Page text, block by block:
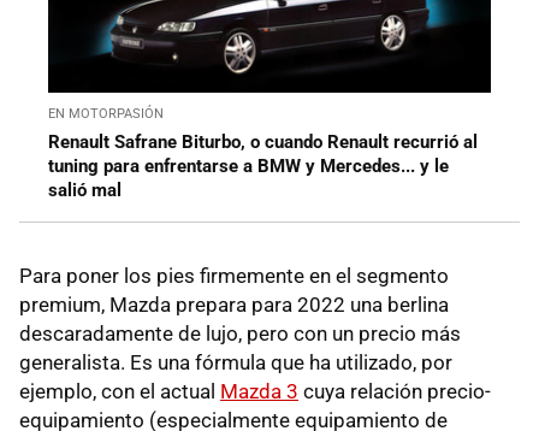
EN MOTORPASIÓN
Renault Safrane Biturbo, o cuando Renault recurrió al
tuning para enfrentarse a BMW y Mercedes... y le
salió mal
Para poner los pies firmemente en el segmento
premium, Mazda prepara para 2022 una berlina
descaradamente de lujo, pero con un precio más
generalista. Es una fórmula que ha utilizado, por
ejemplo, con el actual Mazda 3 cuya relación precio-
equipamiento (especialmente equipamiento de